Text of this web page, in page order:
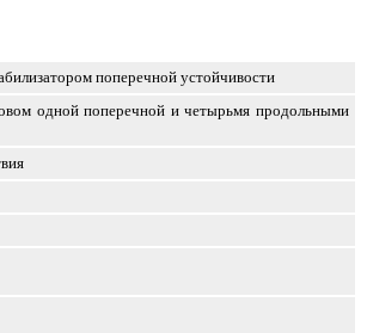
поперечной устойчивости
одной поперечной и четырьмя продольными